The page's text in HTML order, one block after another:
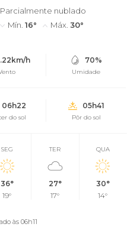
Parcialmente nublado
Mín. 16° Máx. 30°
h 70%
Umidade
06h22
do sol
05h41
Pôr do sol
SEG
36°
19°
TER
27°
17°
QUA
30°
14°
às 06h11